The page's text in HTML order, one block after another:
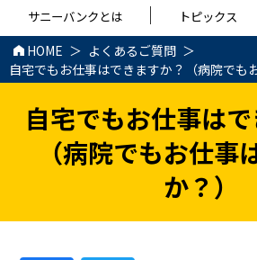
サニーバンクとは
トピックス
HOME
よくあるご質問
自宅でもお仕事はできますか？（病院でも
自宅でもお仕事は
（病院でもお仕事
か？）